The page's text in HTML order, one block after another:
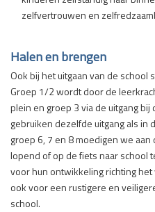
zelfvertrouwen en
Halen en brengen
Ook bij het uitgaan van de
Groep 1/2 wordt door de
plein en groep 3 via de uitgang
gebruiken dezelfde uitgang als in
groep 6, 7 en 8 moedigen we
lopend of op de fiets naar school
voor hun ontwikkeling richting
ook voor een rustigere en
school.